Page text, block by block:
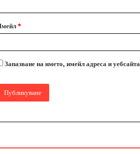
*
Запазване на името, имейл адреса и